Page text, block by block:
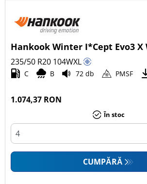
Hankook Winter I*Cept Evo3 X
235/50 R20 104WXL
C B 72 db PMSF
1.074,37 RON
În stoc
CUMPĂRĂ